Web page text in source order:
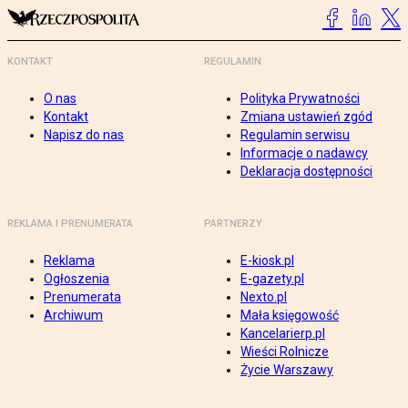
KONTAKT
O nas
Kontakt
Napisz do nas
REGULAMIN
Polityka Prywatności
Zmiana ustawień zgód
Regulamin serwisu
Informacje o nadawcy
Deklaracja dostępności
REKLAMA I PRENUMERATA
Reklama
Ogłoszenia
Prenumerata
Archiwum
PARTNERZY
E-kiosk.pl
E-gazety.pl
Nexto.pl
Mała księgowość
Kancelarierp.pl
Wieści Rolnicze
Życie Warszawy